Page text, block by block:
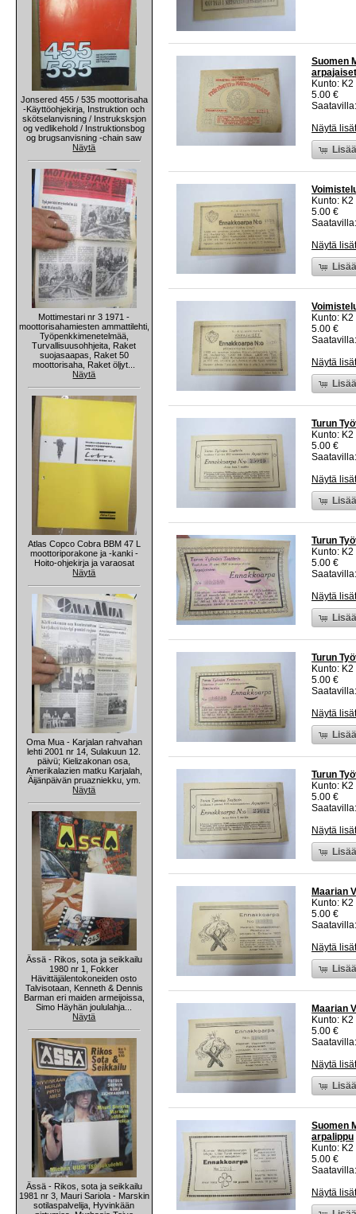
Jonsered 455 / 535 moottorisaha
-Käyttöohjekirja, Instruktion och
skötselanvisning / Instruksksjon
og vedlikehold / Instruktionsbog
og brugsanvisning -chain saw
Näytä
Mottimestari nr 3 1971 -
moottorisahamiesten ammattilehti,
Työpenkkimenetelmää,
Turvallisuusohhjeita, Raket
suojasaapas, Raket 50
moottorisaha, Raket öljyt...
Näytä
Atlas Copco Cobra BBM 47 L
moottoriporakone ja -kanki -
Hoito-ohjekirja ja varaosat
Näytä
Oma Mua - Karjalan rahvahan
lehti 2001 nr 14, Sulakuun 12.
päivü; Kielizakonan osa,
Amerikalazien matku Karjalah,
Äijänpäivän pruazniekku, ym.
Näytä
Ässä - Rikos, sota ja seikkailu
1980 nr 1, Fokker
Hävittäjälentokoneiden osto
Talvisotaan, Kenneth & Dennis
Barman eri maiden armeijoissa,
Simo Häyhän joululahja...
Näytä
Ässä - Rikos, sota ja seikkailu
1981 nr 3, Mauri Sariola - Marskin
sotilaspalvelija, Hyvinkään
Suomen
Kunto:
5.00 €
Näytä
Kunto:
5.00 €
Näytä
Kunto:
5.00 €
Näytä
Turun
Kunto:
5.00 €
Näytä
Turun
Kunto:
5.00 €
Näytä
Turun
Kunto:
5.00 €
Näytä
Turun
Kunto:
5.00 €
Näytä
Maarian
Kunto:
5.00 €
Näytä
Maarian
Kunto:
5.00 €
Näytä
Suomen
arpalippu
Kunto:
5.00 €
Näytä